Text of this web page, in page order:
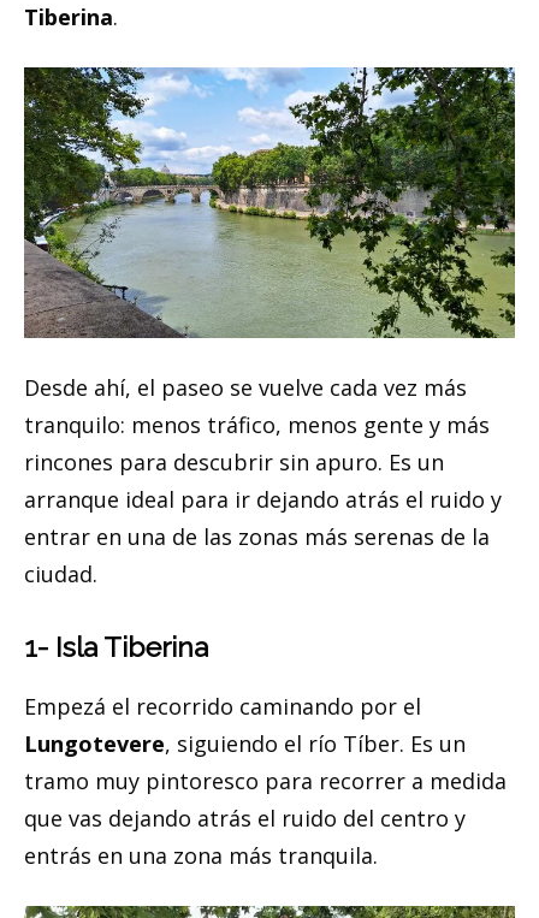
Tiberina.
Desde ahí, el paseo se vuelve cada vez más
tranquilo: menos tráfico, menos gente y más
rincones para descubrir sin apuro. Es un
arranque ideal para ir dejando atrás el ruido y
entrar en una de las zonas más serenas de la
ciudad.
1- Isla Tiberina
Empezá el recorrido caminando por el
Lungotevere, siguiendo el río Tíber. Es un
tramo muy pintoresco para recorrer a medida
que vas dejando atrás el ruido del centro y
entrás en una zona más tranquila.